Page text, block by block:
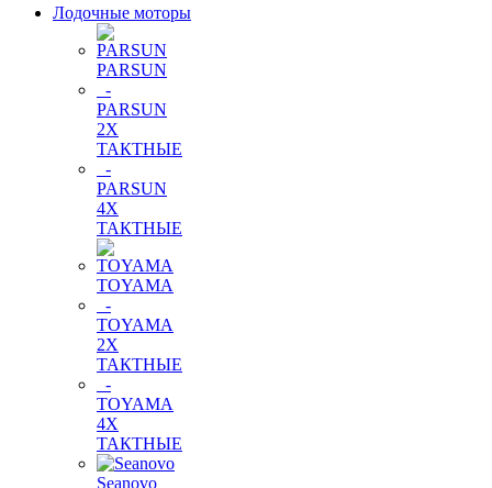
Лодочные моторы
PARSUN
-
PARSUN
2Х
ТАКТНЫЕ
-
PARSUN
4Х
ТАКТНЫЕ
TOYAMA
-
TOYAMA
2Х
ТАКТНЫЕ
-
TOYAMA
4Х
ТАКТНЫЕ
Seanovo